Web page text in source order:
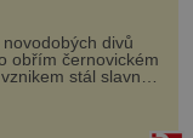
divů
obřím černovickém
stál slavný
Hlávka. Ten si
záležet. Jeho